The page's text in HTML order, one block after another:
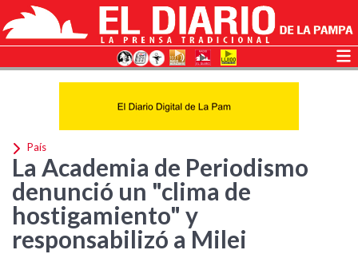
País
La Academia de Periodismo
denunció un "clima de
hostigamiento" y
responsabilizó a Milei